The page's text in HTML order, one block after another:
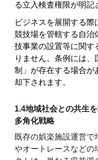
る立入検査権限が明記
ビジネスを展開する
競技場を管轄する自治
技事業の設置等に関す
りません。条例には
制」が存在する場合が
却下されます。
1.4地域社会との共生
多角化戦略
既存の娯楽施設運営
やオートレースなどの